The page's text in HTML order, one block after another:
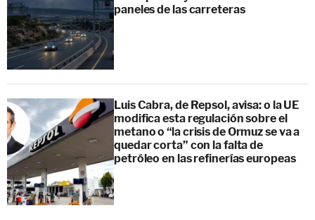
paneles de las carreteras
Luis Cabra, de Repsol, avisa: o la UE
modifica esta regulación sobre el
metano o “la crisis de Ormuz se va a
quedar corta” con la falta de
petróleo en las refinerías europeas